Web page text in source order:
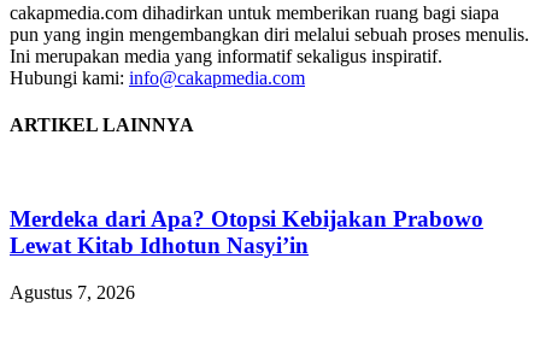
cakapmedia.com dihadirkan untuk memberikan ruang bagi siapa
pun yang ingin mengembangkan diri melalui sebuah proses menulis.
Ini merupakan media yang informatif sekaligus inspiratif.
Hubungi kami: info@cakapmedia.com
ARTIKEL LAINNYA
Merdeka dari Apa? Otopsi Kebijakan Prabowo
Lewat Kitab Idhotun Nasyi’in
Agustus 7, 2026